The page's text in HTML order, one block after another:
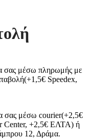
σας μέσω πληρωμής με
Speedex,
σας μέσω courier(+2,5€
Center, +2,5€ ΕΛΤΑ) ή
12, Δράμα.